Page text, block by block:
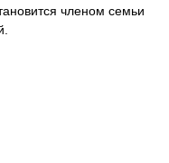
членом семьи